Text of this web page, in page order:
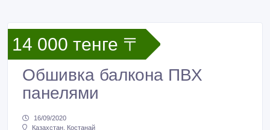
14 000 тенге 〒
Обшивка балкона ПВХ
панелями
16/09/2020
Казахстан, Костанай